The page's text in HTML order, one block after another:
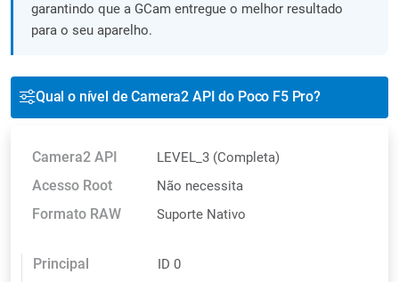
garantindo que a GCam entregue o melhor resultado
para o seu aparelho.
Qual o nível de Camera2 API do Poco F5 Pro?
Camera2 API LEVEL_3 (Completa)
Acesso Root Não necessita
Formato RAW Suporte Nativo
Principal ID 0